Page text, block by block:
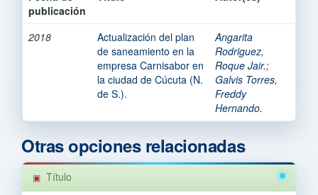
publicación
2018
Actualización del plan
de saneamiento en la
empresa Carnisabor en
la ciudad de Cúcuta (N.
de S.).
Angarita
Rodriguez,
Roque Jair.;
Galvis Torres,
Freddy
Hernando.
Otras opciones relacionadas
Título